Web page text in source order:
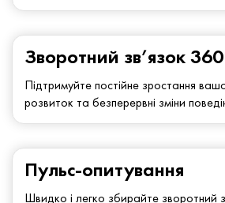
Зворотний зв’язок
Підтримуйте постійне зростання
розвиток та безперервні зміни
Пульс-опитування
Швидко і легко збирайте зворотний